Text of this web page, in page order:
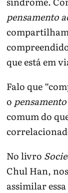
pensamento
que está em
Falo que
o
comum do
No livro
Chul Han,
assimilar